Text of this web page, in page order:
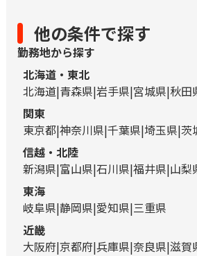
他の条件で探す
勤務地から探す
北海道・東北
北海道 青森県 岩手県 宮城県 秋田
関東
東京都 神奈川県 千葉県 埼玉県 茨
信越・北陸
新潟県 富山県 石川県 福井県 山梨
東海
岐阜県 静岡県 愛知県 三重県
近畿
大阪府 京都府 兵庫県 奈良県 滋賀